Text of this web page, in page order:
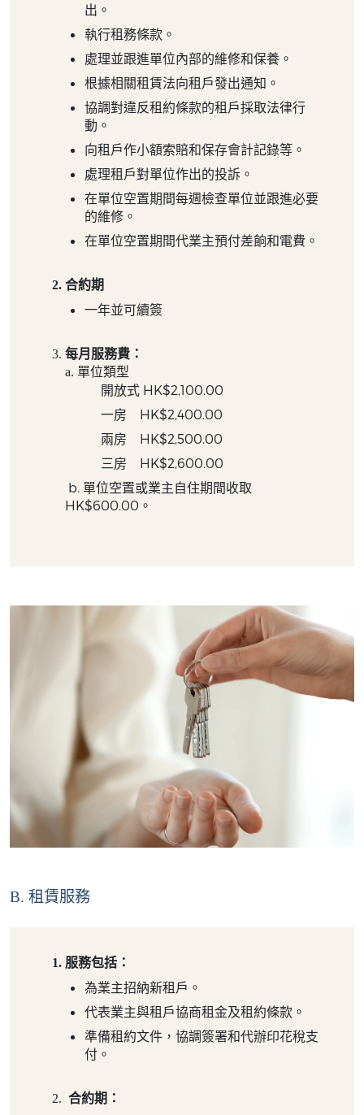
出。
執行租務條款。
處理並跟進單位內部的維修和保養。
根據相關租賃法向租戶發出通知。
協調對違反租約條款的租戶採取法律行
動。
向租戶作小額索賠和保存會計記錄等。
處理租戶對單位作出的投訴。
在單位空置期間每週檢查單位並跟進必要
的維修。
在單位空置期間代業主預付差餉和電費。
合約期
一年並可續簽
每月服務費：
a. 單位類型
開放式 HK$2,100.00
一房 HK$2,400.00
兩房 HK$2,500.00
三房 HK$2,600.00
b. 單位空置或業主自住期間收取
HK$600.00。
B. 租賃服務
服務包括：
為業主招納新租戶。
代表業主與租戶協商租金及租約條款。
準備租約文件，協調簽署和代辦印花稅支
付。
合約期：